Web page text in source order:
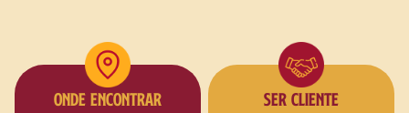
ONDE ENCONTRAR SER CLIENTE